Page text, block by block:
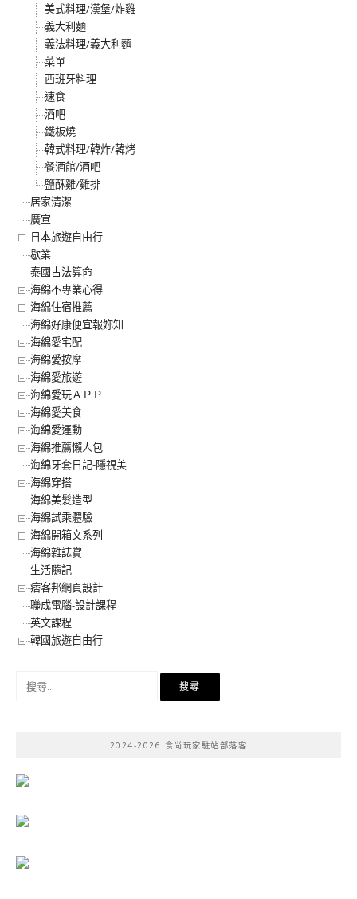
美式料理/漢堡/炸雞
義大利麵
義法料理/義大利麵
菜單
西班牙料理
速食
酒吧
鐵板燒
韓式料理/韓炸/韓烤
餐酒館/酒吧
鹽酥雞/雞排
居家清潔
廣宣
日本旅遊自由行
歇業
泰國古法算命
海綿不專業心得
海綿住宿推薦
海綿好康便宜報妳知
海綿愛宅配
海綿愛按摩
海綿愛旅遊
海綿愛玩ＡＰＰ
海綿愛美食
海綿愛運動
海綿推薦懶人包
海綿牙套日記-隱視美
海綿穿搭
海綿美髮造型
海綿試乘體驗
海綿開箱文系列
海綿雜誌賞
生活隨記
痞客邦網頁設計
聯成電腦-設計課程
英文課程
韓國旅遊自由行
2024-2026 食尚玩家駐站部落客